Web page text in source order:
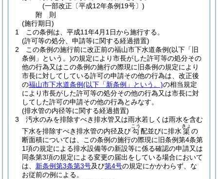
(一部改正〔平成12年条例19号〕)
附 則
(施行期日)
1
この条例は、平成11年4月1日から施行する。
(許可等の処分、申請等に関する経過措置)
2
この条例の施行前に改正前の福山市下水道条例(以下「旧
条例」という。)の規定により市長がした許可等の処分その
他の行為又はこの条例の施行の際現に旧条例の規定により
市長に対してしている許可の申請その他の行為は、改正後
の福山市下水道条例(以下「新条例」という。)の相当規定
により市長がした許可等の処分その他の行為又は市長に対
してした許可の申請その他の行為とみなす。
(排水管の内径等に関する経過措置)
3
汚水のみを排除すべき排水管又は雨水若しくは雨水を含む
下水を排除すべき排水管の内径及び勾
こう
配並びに排水 渠
きょ
の
断面積については、この条例の施行の際現に旧条例第4条第
1項の規定による排水設備等の新設等に係る確認の申請又は
同条第3項の規定による変更の届出をしている場合において
は、 新条例第3条第3号及び第4号の規定にかかわらず、な
お従前の例による。